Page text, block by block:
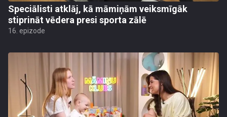
Speciālisti atklāj, kā māmiņām veiksmīgāk
stiprināt vēdera presi sporta zālē
16. epizode